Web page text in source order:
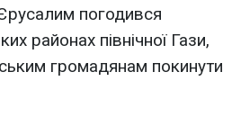
погодився
районах північної Гази,
громадянам покинути